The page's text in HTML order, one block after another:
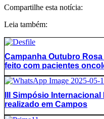
Compartilhe esta notícia:
Leia também:
Campanha Outubro
feito com pacientes
III Simpósio
realizado em Campos